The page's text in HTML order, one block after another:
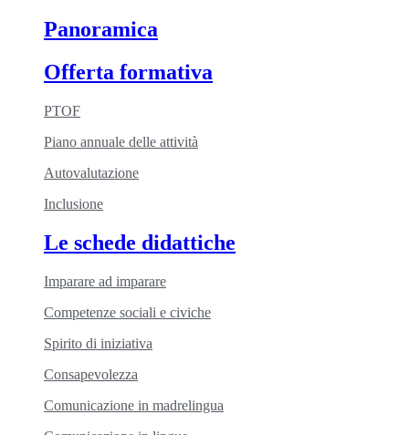
Panoramica
Offerta formativa
PTOF
Piano annuale delle attività
Autovalutazione
Inclusione
Le schede didattiche
Imparare ad imparare
Competenze sociali e civiche
Spirito di iniziativa
Consapevolezza
Comunicazione in madrelingua